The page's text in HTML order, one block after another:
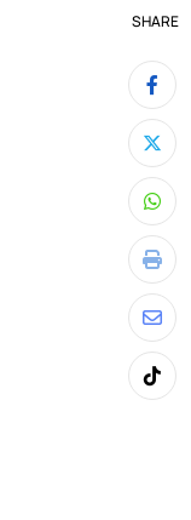
SHARE
Print
Share
via
Email
Tiktok